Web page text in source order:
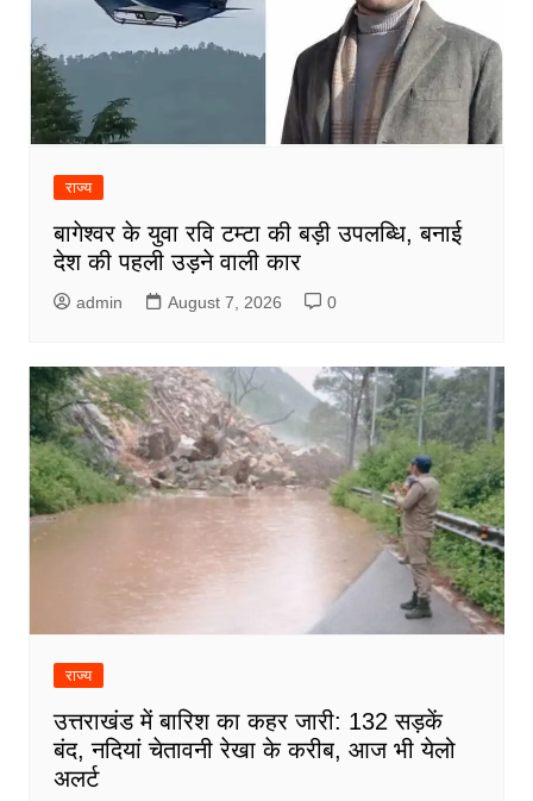
राज्य
बागेश्वर के युवा रवि टम्टा की बड़ी उपलब्धि, बनाई
देश की पहली उड़ने वाली कार
admin August 7, 2026 0
राज्य
उत्तराखंड में बारिश का कहर जारी: 132 सड़कें
बंद, नदियां चेतावनी रेखा के करीब, आज भी येलो
अलर्ट